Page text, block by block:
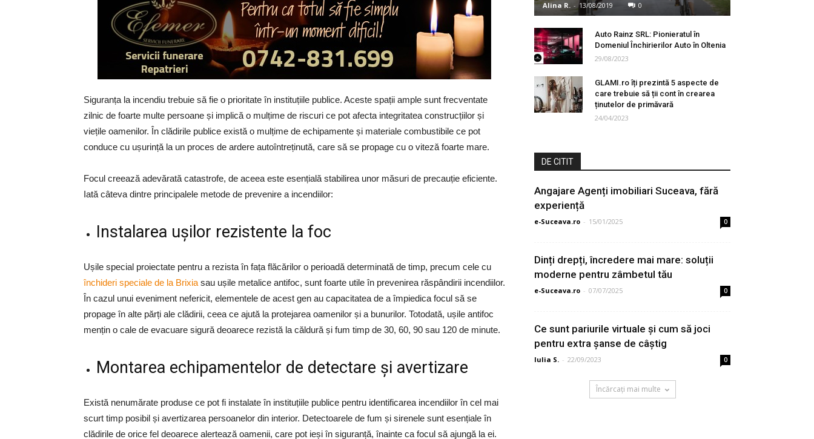
Siguranța la incendiu trebuie să fie o prioritate în instituțiile publice. Aceste spații ample sunt frecventate
zilnic de foarte multe persoane și implică o mulțime de riscuri ce pot afecta integritatea construcțiilor și
viețile oamenilor. În clădirile publice există o mulțime de echipamente și materiale combustibile ce pot
conduce cu ușurință la un proces de ardere autoîntreținută, care să se propage cu o viteză foarte mare.
Focul creează adevărată catastrofe, de aceea este esențială stabilirea unor măsuri de precauție eficiente.
Iată câteva dintre principalele metode de prevenire a incendiilor:
Instalarea ușilor rezistente la foc
Ușile special proiectate pentru a rezista în fața flăcărilor o perioadă determinată de timp, precum cele cu
închideri speciale de la Brixia sau ușile metalice antifoc, sunt foarte utile în prevenirea răspândirii incendiilor.
În cazul unui eveniment nefericit, elementele de acest gen au capacitatea de a împiedica focul să se
propage în alte părți ale clădirii, ceea ce ajută la protejarea oamenilor și a bunurilor. Totodată, ușile antifoc
mențin o cale de evacuare sigură deoarece rezistă la căldură și fum timp de 30, 60, 90 sau 120 de minute.
Montarea echipamentelor de detectare și avertizare
Există nenumărate produse ce pot fi instalate în instituțiile publice pentru identificarea incendiilor în cel mai
scurt timp posibil și avertizarea persoanelor din interior. Detectoarele de fum și sirenele sunt esențiale în
clădirile de orice fel deoarece alertează oamenii, care pot ieși în siguranță, înainte ca focul să ajungă la ei.
Alina R. - 13/08/2019 0
Auto Rainz SRL: Pionieratul în
Domeniul Închirierilor Auto în Oltenia
29/08/2023
GLAMI.ro îți prezintă 5 aspecte de
care trebuie să ții cont în crearea
ținutelor de primăvară
24/04/2023
DE CITIT
Angajare Agenți imobiliari Suceava, fără
experiență
e-Suceava.ro - 15/01/2025 0
Dinți drepți, încredere mai mare: soluții
moderne pentru zâmbetul tău
e-Suceava.ro - 07/07/2025 0
Ce sunt pariurile virtuale și cum să joci
pentru extra șanse de câștig
Iulia S. - 22/09/2023 0
Încărcați mai multe